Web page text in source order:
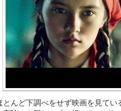
んど下調べをせず映画を見てい